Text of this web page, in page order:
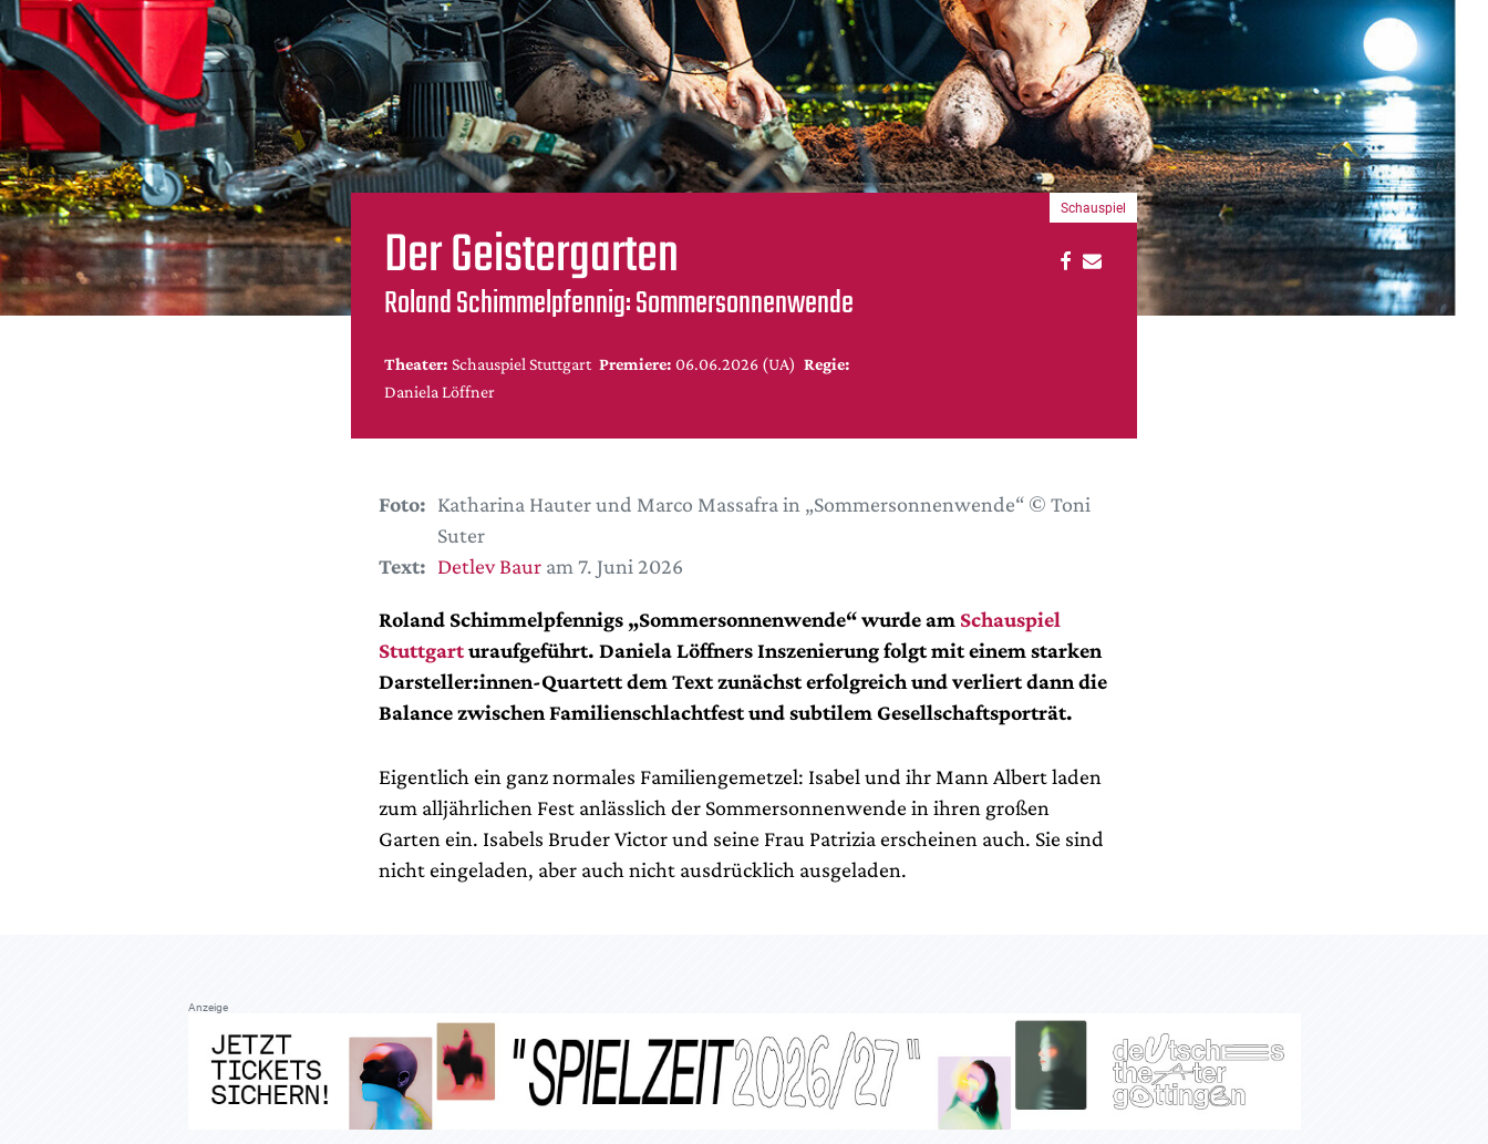
Der Geistergarten
Roland Schimmelpfennig: Sommersonnenwende
Theater: Schauspiel Stuttgart Premiere: 06.06.2026 (UA) Regie:
Daniela Löffner
Schauspiel
Foto: Katharina Hauter und Marco Massafra in „Sommersonnenwende“ © Toni
Suter
Text: Detlev Bauram 7. Juni 2026
Roland Schimmelpfennigs „Sommersonnenwende“ wurde am Schauspiel
Stuttgarturaufgeführt. Daniela Löffners Inszenierung folgt mit einem starken
Darsteller:innen-Quartett dem Text zunächst erfolgreich und verliert dann die
Balance zwischen Familienschlachtfest und subtilem Gesellschaftsporträt.
Eigentlich ein ganz normales Familiengemetzel: Isabel und ihr Mann Albert laden
zum alljährlichen Fest anlässlich der Sommersonnenwende in ihren großen
Garten ein. Isabels Bruder Victor und seine Frau Patrizia erscheinen auch. Sie sind
nicht eingeladen, aber auch nicht ausdrücklich ausgeladen.
Anzeige